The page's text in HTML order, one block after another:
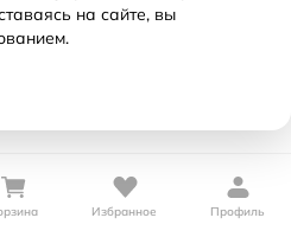
Избранное Профиль
на сайте, вы